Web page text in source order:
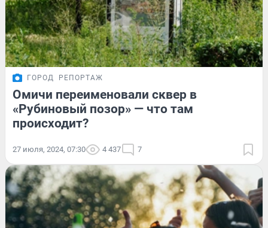
ГОРОД РЕПОРТАЖ
Омичи переименовали сквер в
«Рубиновый позор» — что там
происходит?
27 июля, 2024, 07:30 4 437 7